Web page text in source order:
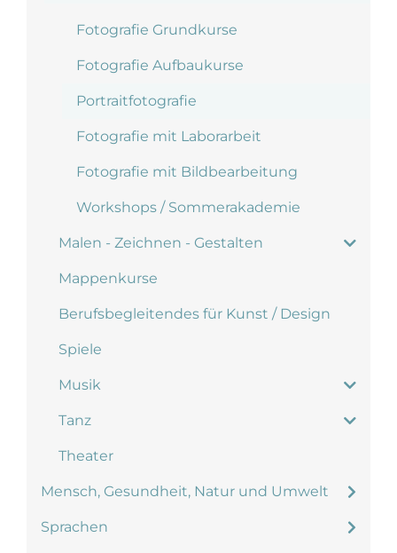
Fotografie Grundkurse
Fotografie Aufbaukurse
Portraitfotografie
Fotografie mit Laborarbeit
Fotografie mit Bildbearbeitung
Workshops / Sommerakademie
Malen - Zeichnen - Gestalten
Mappenkurse
Berufsbegleitendes für Kunst / Design
Spiele
Musik
Tanz
Theater
Mensch, Gesundheit, Natur und Umwelt
Sprachen